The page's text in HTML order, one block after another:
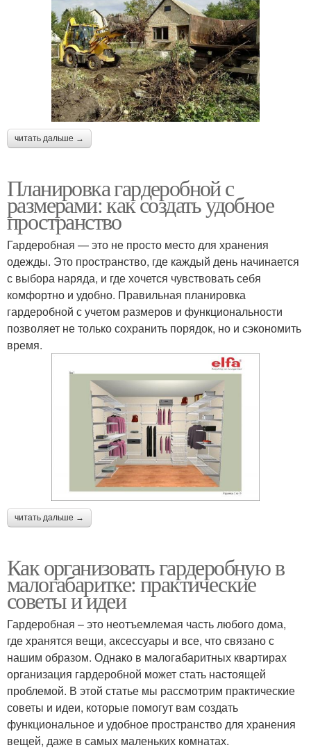
читать дальше →
Планировка гардеробной с
размерами: как создать удобное
пространство
Гардеробная — это не просто место для хранения
одежды. Это пространство, где каждый день начинается
с выбора наряда, и где хочется чувствовать себя
комфортно и удобно. Правильная планировка
гардеробной с учетом размеров и функциональности
позволяет не только сохранить порядок, но и сэкономить
время.
читать дальше →
Как организовать гардеробную в
малогабаритке: практические
советы и идеи
Гардеробная – это неотъемлемая часть любого дома,
где хранятся вещи, аксессуары и все, что связано с
нашим образом. Однако в малогабаритных квартирах
организация гардеробной может стать настоящей
проблемой. В этой статье мы рассмотрим практические
советы и идеи, которые помогут вам создать
функциональное и удобное пространство для хранения
вещей, даже в самых маленьких комнатах.